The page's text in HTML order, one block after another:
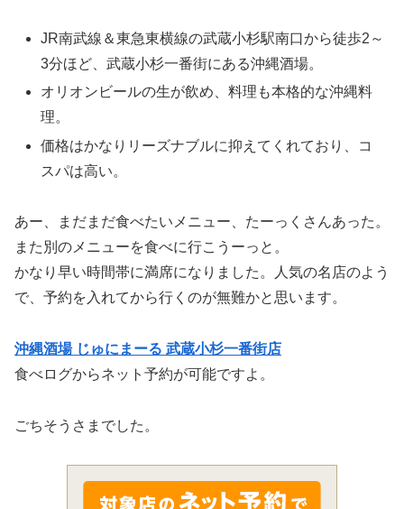
JR南武線＆東急東横線の武蔵小杉駅南口から徒歩2～
3分ほど、武蔵小杉一番街にある沖縄酒場。
オリオンビールの生が飲め、料理も本格的な沖縄料
理。
価格はかなりリーズナブルに抑えてくれており、コ
スパは高い。
あー、まだまだ食べたいメニュー、たーっくさんあった。
また別のメニューを食べに行こうーっと。
かなり早い時間帯に満席になりました。人気の名店のよう
で、予約を入れてから行くのが無難かと思います。
沖縄酒場 じゅにまーる 武蔵小杉一番街店
食べログからネット予約が可能ですよ。
ごちそうさまでした。